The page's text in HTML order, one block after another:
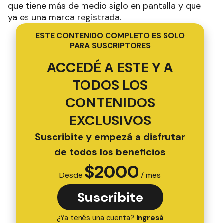
que tiene más de medio siglo en pantalla y que
ya es una marca registrada.
ESTE CONTENIDO COMPLETO ES SOLO
PARA SUSCRIPTORES
ACCEDÉ A ESTE Y A
TODOS LOS
CONTENIDOS
EXCLUSIVOS
Suscribite y empezá a disfrutar
de todos los beneficios
Desde $2000 / mes
Suscribite
¿Ya tenés una cuenta? Ingresá